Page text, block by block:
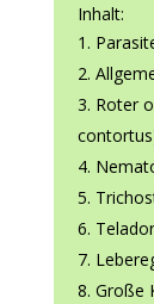
Inhalt:
Roter
Große